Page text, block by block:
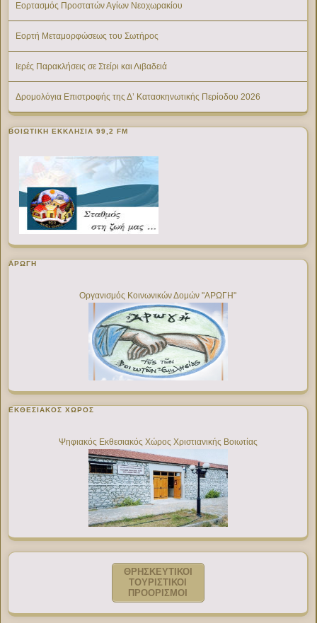
Εορτασμός Προστατών Αγίων Νεοχωρακίου
Εορτή Μεταμορφώσεως του Σωτήρος
Ιερές Παρακλήσεις σε Στείρι και Λιβαδειά
Δρομολόγια Επιστροφής της Δ’ Κατασκηνωτικής Περίοδου 2026
ΒΟΙΩΤΙΚΉ ΕΚΚΛΗΣΊΑ 99,2 FM
ΑΡΩΓΗ
Οργανισμός Κοινωνικών Δομών "ΑΡΩΓΗ"
ΕΚΘΕΣΙΑΚΌΣ ΧΏΡΟΣ
Ψηφιακός Εκθεσιακός Χώρος Χριστιανικής Βοιωτίας
ΘΡΗΣΚΕΥΤΙΚΟΙ
ΤΟΥΡΙΣΤΙΚΟΙ
ΠΡΟΟΡΙΣΜΟΙ